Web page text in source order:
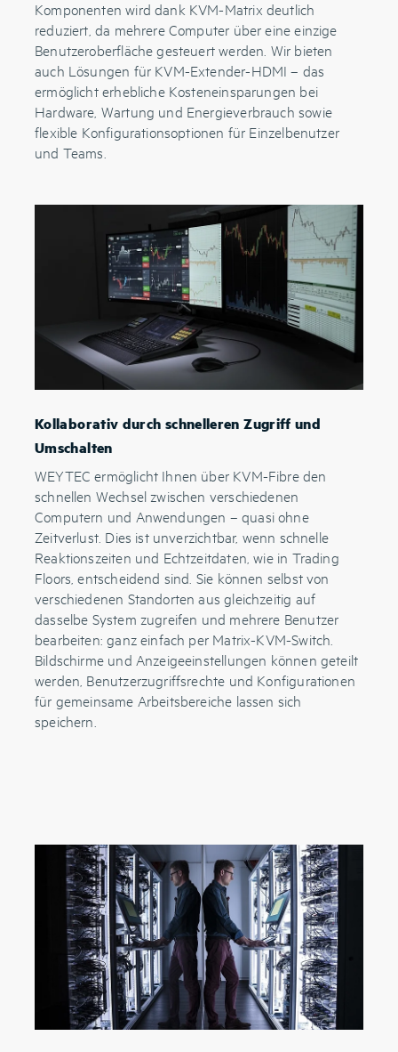
Komponenten wird dank KVM-Matrix deutlich
reduziert, da mehrere Computer über eine einzige
Benutzeroberfläche gesteuert werden. Wir bieten
auch Lösungen für KVM-Extender-HDMI – das
ermöglicht erhebliche Kosteneinsparungen bei
Hardware, Wartung und Energieverbrauch sowie
flexible Konfigurationsoptionen für Einzelbenutzer
und Teams.
Kollaborativ durch schnelleren Zugriff und
Umschalten
WEYTEC ermöglicht Ihnen über KVM-Fibre den
schnellen Wechsel zwischen verschiedenen
Computern und Anwendungen – quasi ohne
Zeitverlust. Dies ist unverzichtbar, wenn schnelle
Reaktionszeiten und Echtzeitdaten, wie in Trading
Floors, entscheidend sind. Sie können selbst von
verschiedenen Standorten aus gleichzeitig auf
dasselbe System zugreifen und mehrere Benutzer
bearbeiten: ganz einfach per Matrix-KVM-Switch.
Bildschirme und Anzeigeeinstellungen können geteilt
werden, Benutzerzugriffsrechte und Konfigurationen
für gemeinsame Arbeitsbereiche lassen sich
speichern.